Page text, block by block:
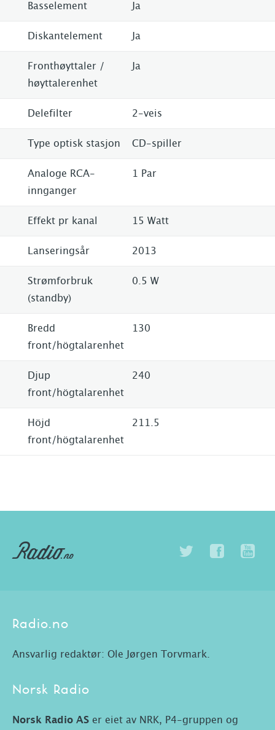
Basselement Ja
Diskantelement Ja
Fronthøyttaler /
høyttalerenhet
Ja
Delefilter 2-veis
Type optisk stasjon CD-spiller
Analoge RCA-
innganger
1 Par
Effekt pr kanal 15 Watt
Lanseringsår 2013
Strømforbruk
(standby)
0.5 W
Bredd
front/högtalarenhet
130
Djup
front/högtalarenhet
240
Höjd
front/högtalarenhet
211.5
Radio.no
Ansvarlig redaktør: Ole Jørgen Torvmark.
Norsk Radio
Norsk Radio AS er eiet av NRK, P4-gruppen og